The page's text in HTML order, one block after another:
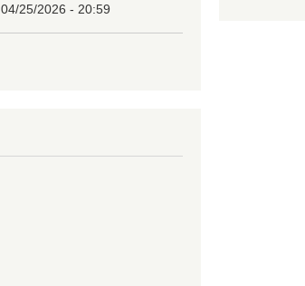
04/25/2026 - 20:59